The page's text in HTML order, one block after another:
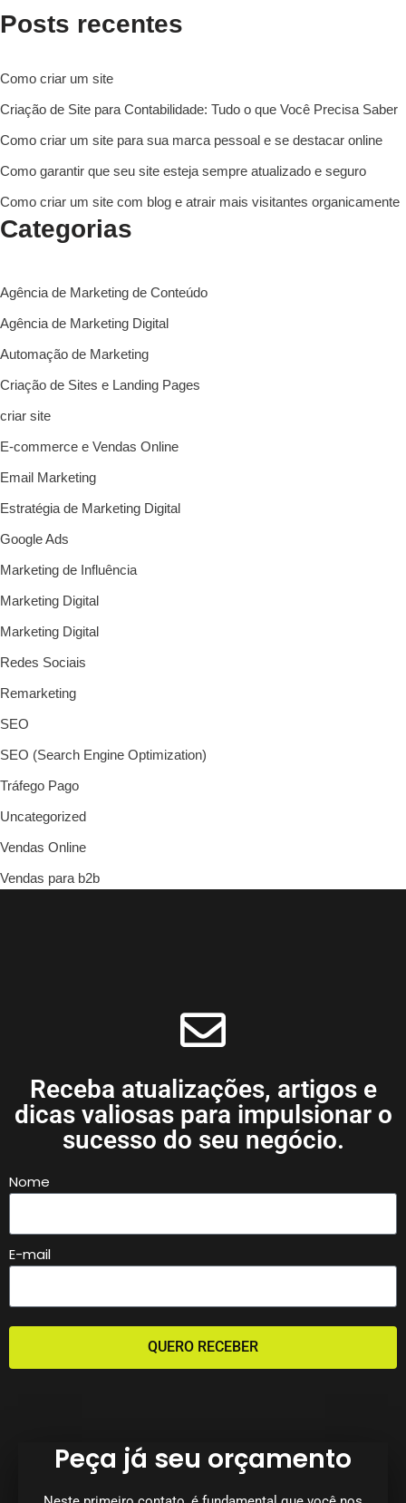
Posts recentes
Como criar um site
Criação de Site para Contabilidade: Tudo o que Você Precisa Saber
Como criar um site para sua marca pessoal e se destacar online
Como garantir que seu site esteja sempre atualizado e seguro
Como criar um site com blog e atrair mais visitantes organicamente
Categorias
Agência de Marketing de Conteúdo
Agência de Marketing Digital
Automação de Marketing
Criação de Sites e Landing Pages
criar site
E-commerce e Vendas Online
Email Marketing
Estratégia de Marketing Digital
Google Ads
Marketing de Influência
Marketing Digital
Marketing Digital
Redes Sociais
Remarketing
SEO
SEO (Search Engine Optimization)
Tráfego Pago
Uncategorized
Vendas Online
Vendas para b2b
Receba atualizações, artigos e
dicas valiosas para impulsionar o
sucesso do seu negócio.
Nome
E-mail
QUERO RECEBER
Peça já seu orçamento